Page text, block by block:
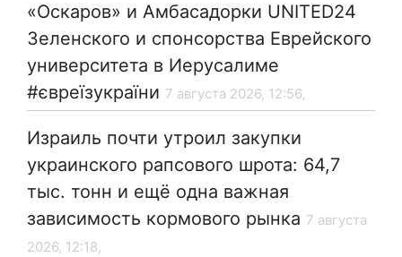
«Оскаров» и Амбасадорки UNITED24
Зеленского и спонсорства Еврейского
университета в Иерусалиме
#євреїзукраїни 7 августа 2026, 12:56,
Израиль почти утроил закупки
украинского рапсового шрота: 64,7
тыс. тонн и ещё одна важная
зависимость кормового рынка 7 августа
2026, 12:18,